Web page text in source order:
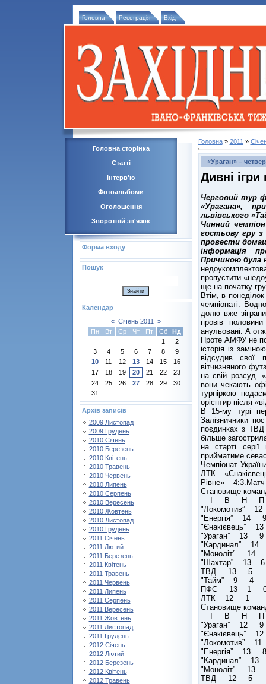
Головна Реєстрація Вхід
Головна сторінка
Статті
Інтерв'ю
Фотоальбоми
Оголошення
Зворотній зв'язок
Форма входу
Пошук
Календар
« Січень 2011
»
Пн
Вт Ср Чт Пт Сб
Нд
1
2
3
4 5 6 7 8
9
10
11 12 13 14 15
16
17
18 19 20 21 22
23
24
25 26 27 28 29
30
31
Архів записів
2009 Листопад
2009 Грудень
2010 Січень
2010 Березень
2010 Квітень
2010 Травень
2010 Червень
2010 Липень
2010 Серпень
2010 Вересень
2010 Жовтень
2010 Листопад
2010 Грудень
2011 Січень
2011 Лютий
2011 Березень
2011 Квітень
2011 Травень
2011 Червень
2011 Липень
2011 Серпень
2011 Вересень
2011 Жовтень
2011 Листопад
2011 Грудень
2012 Січень
2012 Лютий
2012 Березень
2012 Квітень
2012 Травень
Головна» 2011 »
«Ураган» –
Дивні ігри
Черговий тур
«Урагана»,
львівського
Чинний
гостьову гру з
провести
інформація
Причиною була
пропустити
ще на початку
Втім, в
чемпіонаті.
долю вже
провів
анульовані. А
Проте АМФУ не
історія із
відсудив свої
вітчизняного
на свій розсуд.
вони чекають
турніркою
орієнтир після
В 15-му турі
Залізничники
поєдинках з ТВД
більше
на старті
прийматиме
Чемпіонат
ЛТК –
Рівне» –
Становище
І В Н
"Енергія”
"Ураган”
"Кардинал”
"Моноліт”
"Шахтар”
ТВД 13 5
"Тайм” 9 4
ПФС 13 1
ЛТК 12 1
Становище
І В Н
"Ураган”
"Енергія”
"Кардинал”
"Моноліт”
ТВД 12 5